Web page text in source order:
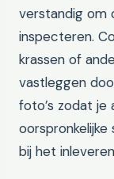
verstandig om
inspecteren.
krassen of
vastleggen
foto’s zodat
bij het